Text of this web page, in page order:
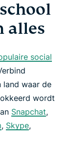
alles
social
land waar de
wordt
Snapchat,
, Skype,